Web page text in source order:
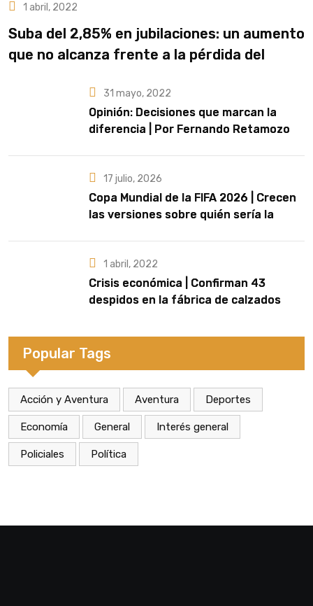
1 abril, 2022
Suba del 2,85% en jubilaciones: un aumento
que no alcanza frente a la pérdida del
31 mayo, 2022
Opinión: Decisiones que marcan la
diferencia | Por Fernando Retamozo
17 julio, 2026
Copa Mundial de la FIFA 2026 | Crecen
las versiones sobre quién sería la
1 abril, 2022
Crisis económica | Confirman 43
despidos en la fábrica de calzados
Popular Tags
Acción y Aventura Aventura Deportes
Economía General Interés general
Policiales Política